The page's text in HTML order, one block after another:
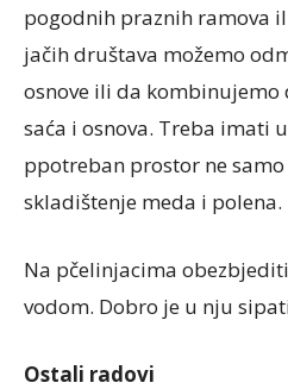
pogodnih praznih ramova
jačih društava možemo
osnove ili da kombinujemo
saća i osnova. Treba imati
ppotreban prostor ne samo
skladištenje meda i polena.
Na pčelinjacima
vodom. Dobro je u nju
Ostali radovi